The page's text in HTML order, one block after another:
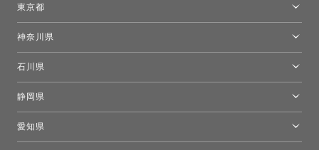
東京都
モーイ東京
キーブー東京
FLOS｜フロスデザインスペース青山
神奈川県
石川県
静岡県
愛知県